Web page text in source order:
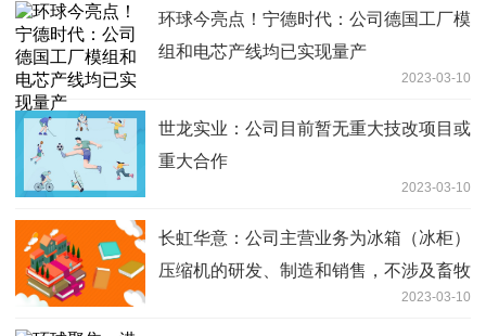
环球今亮点！宁德时代：公司德国工厂模
组和电芯产线均已实现量产
2023-03-10
世龙实业：公司目前暂无重大技改项目或
重大合作
2023-03-10
长虹华意：公司主营业务为冰箱（冰柜）
压缩机的研发、制造和销售，不涉及畜牧
2023-03-10